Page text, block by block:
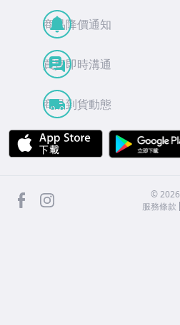
商品降價通知
買賣即時溝通
商品到貨動態
APP Store
facebook ©2026
服務條款